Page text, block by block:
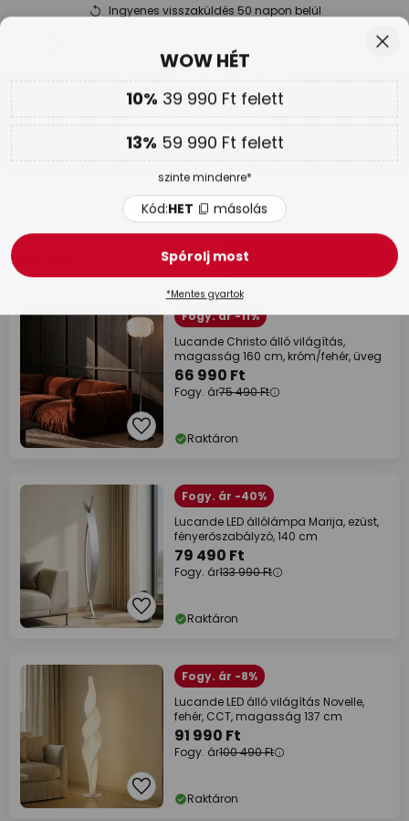
Ingyenes visszaküldés 50 napon belül
Továbbáakár 13 % kedvezmény!
Design állólámpák
1048 tételek
Fogy. ár -11%
Lucande Christo álló világítás,
magasság 160 cm, króm/fehér, üveg
66 990 Ft
Fogy. ár75 490 Ft
Raktáron
Fogy. ár -40%
Lucande LED állólámpa Marija, ezüst,
fényerőszabályzó, 140 cm
79 490 Ft
Fogy. ár133 990 Ft
Raktáron
Fogy. ár -8%
Lucande LED álló világítás Novelle,
fehér, CCT, magasság 137 cm
91 990 Ft
Fogy. ár100 490 Ft
Raktáron
WOW HÉT
Kód:HET másolás
Spórolj most
*Mentes gyartok